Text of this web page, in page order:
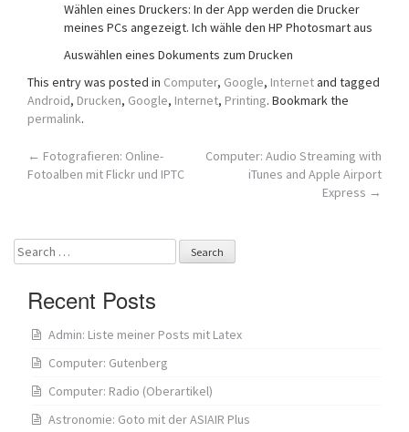
Wählen eines Druckers: In der App werden die Drucker
meines PCs angezeigt. Ich wähle den HP Photosmart aus
Auswählen eines Dokuments zum Drucken
This entry was posted in Computer, Google, Internetand tagged
Android, Drucken, Google, Internet, Printing. Bookmark the
permalink.
Post
← Fotografieren: Online-
Fotoalben mit Flickr und IPTC
Computer: Audio Streaming with
iTunes and Apple Airport
Express →
Search
for:
Recent Posts
Admin: Liste meiner Posts mit Latex
Computer: Gutenberg
Computer: Radio (Oberartikel)
Astronomie: Goto mit der ASIAIR Plus